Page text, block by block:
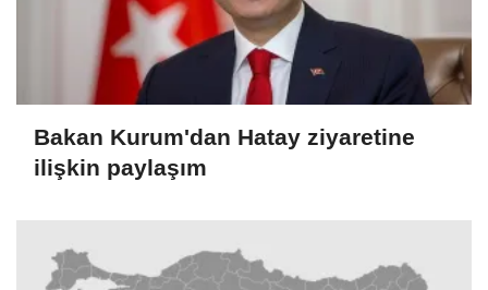
Bakan Kurum'dan Hatay ziyaretine
ilişkin paylaşım